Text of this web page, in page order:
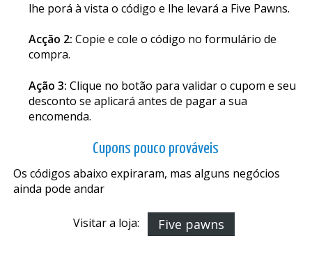
lhe porá à vista o código e lhe levará a Five Pawns.
Acção 2: Copie e cole o código no formulário de
compra.
Ação 3: Clique no botão para validar o cupom e seu
desconto se aplicará antes de pagar a sua
encomenda.
Cupons pouco prováveis
Os códigos abaixo expiraram, mas alguns negócios
ainda pode andar
Visitar a loja: Five pawns